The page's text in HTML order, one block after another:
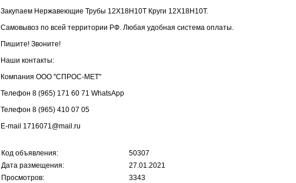
Закупаем Нержавеющие Трубы 12Х18Н10Т Круги 12Х18Н10Т.
Самовывоз по всей территории РФ. Любая удобная система оплаты.
Пишите! Звоните!
Наши контакты:
Компания ООО "СПРОС-МЕТ"
Телефон 8 (965) 171 60 71 WhatsApp
Телефон 8 (965) 410 07 05
E-mail 1716071@mail.ru
Код объявления:
50307
Дата размещения:
27.01.2021
Просмотров:
3343